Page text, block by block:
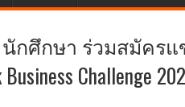
นักศึกษา ร่วมสมัค
Challenge